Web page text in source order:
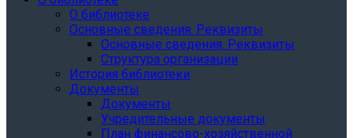
О библиотеке
Основные сведения. Реквизиты
Основные сведения. Реквизиты
Структура организации
История библиотеки
Документы
Документы
Учредительные документы
План финансово-хозяйственной